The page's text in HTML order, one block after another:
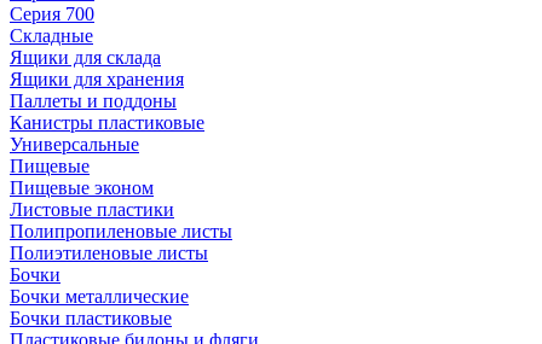
Серия 700
Складные
Ящики для склада
Ящики для хранения
Паллеты и поддоны
Канистры пластиковые
Универсальные
Пищевые
Пищевые эконом
Листовые пластики
Полипропиленовые листы
Полиэтиленовые листы
Бочки
Бочки металлические
Бочки пластиковые
Пластиковые бидоны и фляги